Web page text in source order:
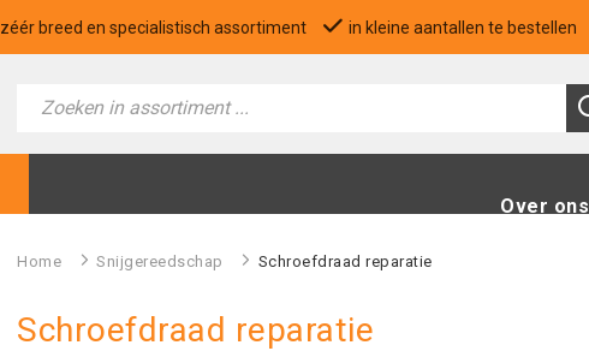
zéér breed en specialistisch assortiment in kleine aantallen te bestellen
Over ons
Home > Snijgereedschap > Schroefdraad reparatie
Schroefdraad reparatie